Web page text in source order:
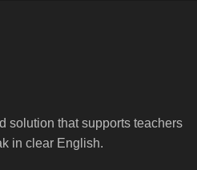
solution that supports teachers
in clear English.